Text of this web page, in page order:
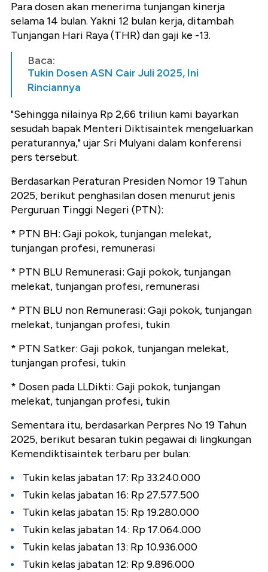
Para dosen akan menerima tunjangan kinerja
selama 14 bulan. Yakni 12 bulan kerja, ditambah
Tunjangan Hari Raya (THR) dan gaji ke -13.
Baca:
Tukin Dosen ASN Cair Juli 2025, Ini
Rinciannya
"Sehingga nilainya Rp 2,66 triliun kami bayarkan
sesudah bapak Menteri Diktisaintek mengeluarkan
peraturannya," ujar Sri Mulyani dalam konferensi
pers tersebut.
Berdasarkan Peraturan Presiden Nomor 19 Tahun
2025, berikut penghasilan dosen menurut jenis
Perguruan Tinggi Negeri (PTN):
* PTN BH: Gaji pokok, tunjangan melekat,
tunjangan profesi, remunerasi
* PTN BLU Remunerasi: Gaji pokok, tunjangan
melekat, tunjangan profesi, remunerasi
* PTN BLU non Remunerasi: Gaji pokok, tunjangan
melekat, tunjangan profesi, tukin
* PTN Satker: Gaji pokok, tunjangan melekat,
tunjangan profesi, tukin
* Dosen pada LLDikti: Gaji pokok, tunjangan
melekat, tunjangan profesi, tukin
Sementara itu, berdasarkan Perpres No 19 Tahun
2025, berikut besaran tukin pegawai di lingkungan
Kemendiktisaintek terbaru per bulan:
Tukin kelas jabatan 17: Rp 33.240.000
Tukin kelas jabatan 16: Rp 27.577.500
Tukin kelas jabatan 15: Rp 19.280.000
Tukin kelas jabatan 14: Rp 17.064.000
Tukin kelas jabatan 13: Rp 10.936.000
Tukin kelas jabatan 12: Rp 9.896.000